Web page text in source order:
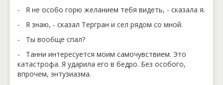
- Я не особо горю желанием тебя видеть, - сказала я.
- Я знаю, - сказал Тергран и сел рядом со мной.
- Ты вообще спал?
- Танни интересуется моим самочувствием. Это
катастрофа. Я ударила его в бедро. Без особого,
впрочем, энтузиазма.